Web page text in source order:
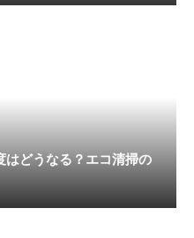
はどうなる？エコ清掃の